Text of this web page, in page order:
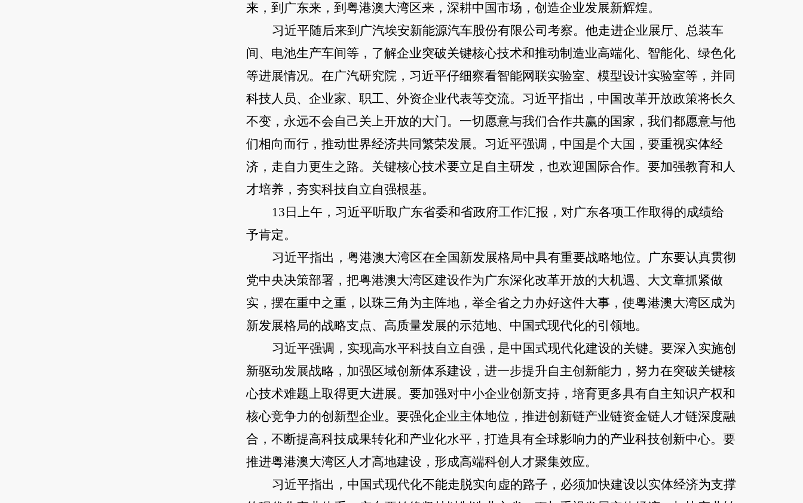
来，到广东来，到粤港澳大湾区来，深耕中国市场，创造企业发展新辉煌。
习近平随后来到广汽埃安新能源汽车股份有限公司考察。他走进企业展厅、总装车
间、电池生产车间等，了解企业突破关键核心技术和推动制造业高端化、智能化、绿色化
等进展情况。在广汽研究院，习近平仔细察看智能网联实验室、模型设计实验室等，并同
科技人员、企业家、职工、外资企业代表等交流。习近平指出，中国改革开放政策将长久
不变，永远不会自己关上开放的大门。一切愿意与我们合作共赢的国家，我们都愿意与他
们相向而行，推动世界经济共同繁荣发展。习近平强调，中国是个大国，要重视实体经
济，走自力更生之路。关键核心技术要立足自主研发，也欢迎国际合作。要加强教育和人
才培养，夯实科技自立自强根基。
13日上午，习近平听取广东省委和省政府工作汇报，对广东各项工作取得的成绩给
予肯定。
习近平指出，粤港澳大湾区在全国新发展格局中具有重要战略地位。广东要认真贯彻
党中央决策部署，把粤港澳大湾区建设作为广东深化改革开放的大机遇、大文章抓紧做
实，摆在重中之重，以珠三角为主阵地，举全省之力办好这件大事，使粤港澳大湾区成为
新发展格局的战略支点、高质量发展的示范地、中国式现代化的引领地。
习近平强调，实现高水平科技自立自强，是中国式现代化建设的关键。要深入实施创
新驱动发展战略，加强区域创新体系建设，进一步提升自主创新能力，努力在突破关键核
心技术难题上取得更大进展。要加强对中小企业创新支持，培育更多具有自主知识产权和
核心竞争力的创新型企业。要强化企业主体地位，推进创新链产业链资金链人才链深度融
合，不断提高科技成果转化和产业化水平，打造具有全球影响力的产业科技创新中心。要
推进粤港澳大湾区人才高地建设，形成高端科创人才聚集效应。
习近平指出，中国式现代化不能走脱实向虚的路子，必须加快建设以实体经济为支撑